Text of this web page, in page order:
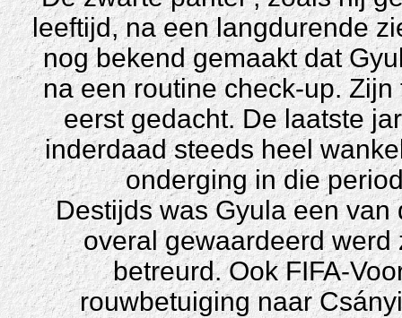
leeftijd, na een langdurende
nog bekend gemaakt dat
na een routine check-up.
eerst gedacht. De laatste
inderdaad steeds heel
onderging in die
Destijds was Gyula een
overal gewaardeerd
betreurd. Ook FIFA-
rouwbetuiging naar